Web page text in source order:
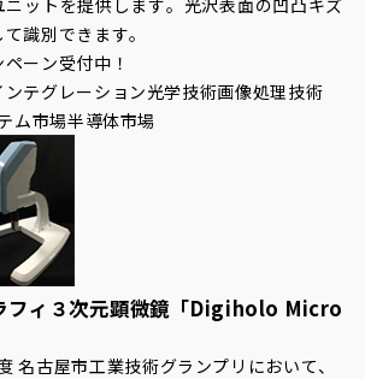
識別できます。
ーン受付中！
テグレーション光学技術画像処理技術
ム市場半導体市場
フィ３次元顕微鏡「Digiholo Micro
名古屋市工業技術グランプリにおいて、